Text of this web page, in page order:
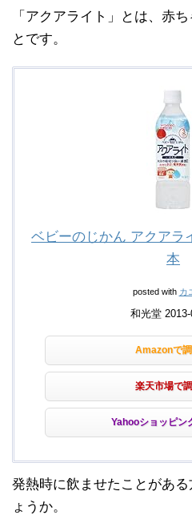
「アクアライト」とは、赤
とです。
ベビーのじかん アクアラ
本
posted with カ
和光堂
Amazonで
楽天市場で
Yahooショッピン
発熱時に飲ませたことがあ
ょうか。